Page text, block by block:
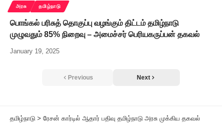
அரசு தமிழ்நாடு
பொங்கல் பரிசுத் தொகுப்பு வழங்கும் திட்டம் தமிழ்நாடு
முழுவதும் 85% நிறைவு – அமைச்சர் பெரியகருப்பன் தகவல்
January 19, 2025
Previous Next
தமிழ்நாடு > ரேசன் கார்டில் ஆதார் பதிவு தமிழ்நாடு அரசு முக்கிய தகவல்